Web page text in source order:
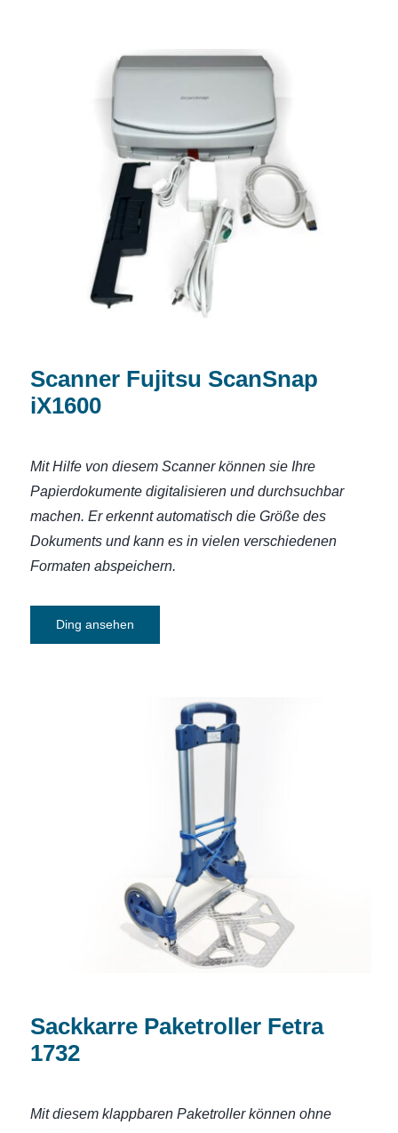
Scanner Fujitsu ScanSnap iX1600
Scanner Fujitsu ScanSnap
iX1600
Mit Hilfe von diesem Scanner können sie Ihre
Papierdokumente digitalisieren und durchsuchbar
machen.Er erkennt automatisch die Größe des
Dokuments und kannes in vielen verschiedenen
Formaten abspeichern.
Ding ansehen
Sackkarre Paketroller Fetra 1732
Sackkarre Paketroller Fetra
1732
Mit diesem klappbaren Paketroller können ohne